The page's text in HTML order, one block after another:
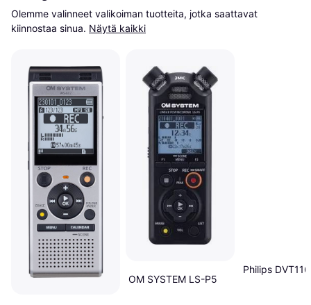
Olemme valinneet valikoiman tuotteita, jotka saattavat
kiinnostaa sinua. Näytä kaikki
OM SYSTEM LS-P5
Philips